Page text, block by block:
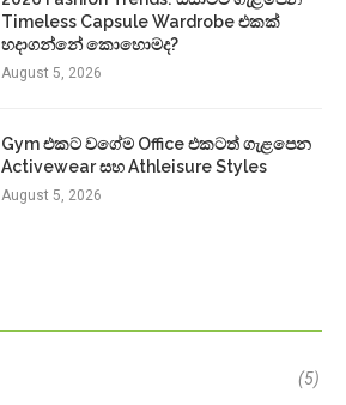
Timeless Capsule Wardrobe එකක්
හදාගන්නේ කොහොමද?
August 5, 2026
Gym එකට වගේම Office එකටත් ගැළපෙන
Activewear සහ Athleisure Styles
August 5, 2026
(5)